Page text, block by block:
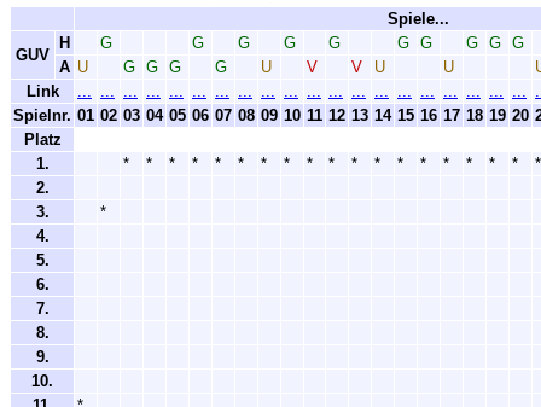
Spiele...
GUV
H G G G G G G G G G G
A U G G G G U V V U U
Link
... ... ... ... ... ... ... ... ... ... ... ... ... ... ... ... ... ... ... ...
Spielnr. 01 02 03 04 05 06 07 08 09 10 11 12 13 14 15 16 17 18 19 20
Platz
1.
* * * * * * * * * * * * * * * * * *
*
2.
3.
*
4.
5.
6.
7.
8.
9.
10.